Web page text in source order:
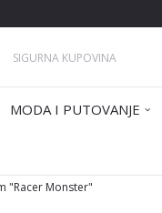
SIGURNA KUPOVINA
MODA I PUTOVANJE
"Racer Monster"